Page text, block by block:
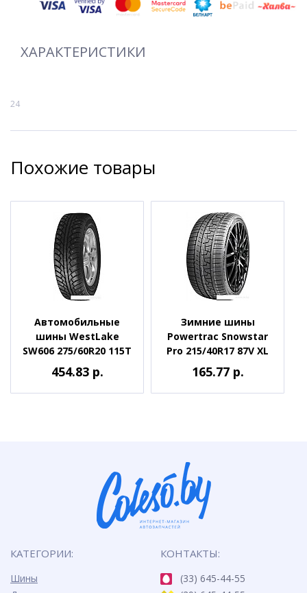
ХАРАКТЕРИСТИКИ
24
Похожие товары
Автомобильные
шины WestLake
SW606 275/60R20 115T
454.83 р.
Зимние шины
Powertrac Snowstar
Pro 215/40R17 87V XL
165.77 р.
КАТЕГОРИИ:
Шины
КОНТАКТЫ:
(33) 645-44-55